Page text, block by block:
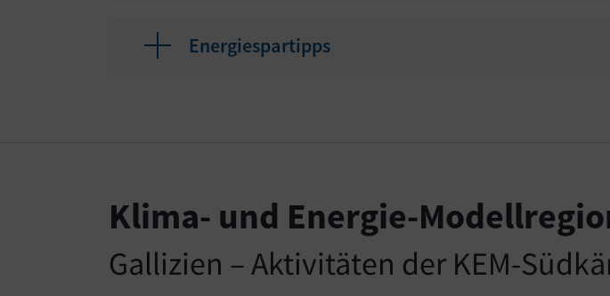
Energiespartipps
Klima- und Energie-
Gallizien – Aktivitäten der KEM-